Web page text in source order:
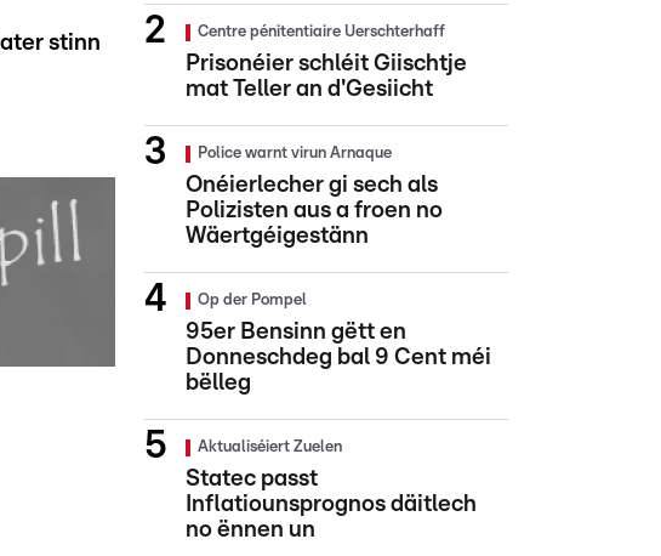
stinn
Centre pénitentiaire Uerschterhaff
Prisonéier schléit Giischtje
mat Teller an d'Gesiicht
Police warnt virun Arnaque
Onéierlecher gi sech als
Polizisten aus a froen no
Wäertgéigestänn
Op der Pompel
95er Bensinn gëtt en
Donneschdeg bal 9 Cent méi
bëlleg
Aktualiséiert Zuelen
Statec passt
Inflatiounsprognos däitlech
no ënnen un